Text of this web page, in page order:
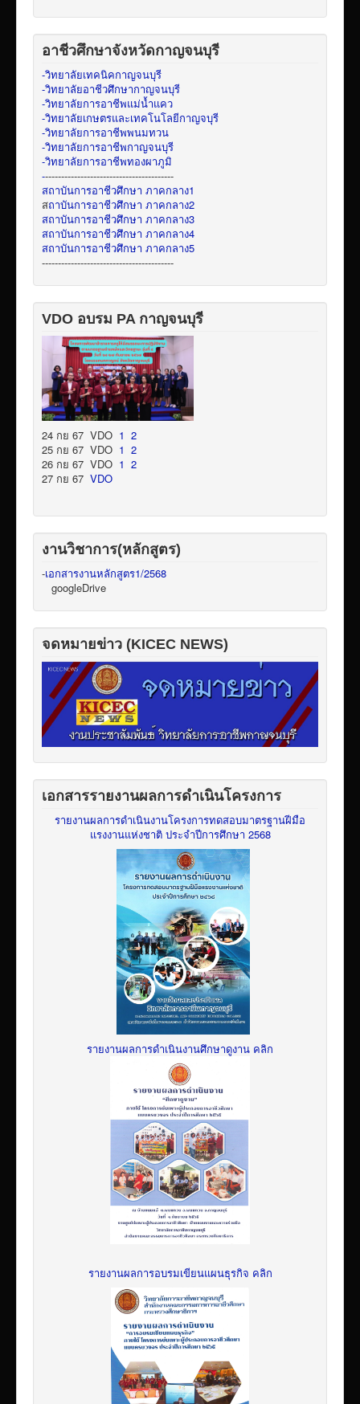
อาชีวศึกษาจังหวัดกาญจนบุรี
-วิทยาลัยเทคนิคกาญจนบุรี
-วิทยาลัยอาชีวศึกษากาญจนบุรี
-วิทยาลัยการอาชีพแม่น้ำแคว
-วิทยาลัยเกษตรและเทคโนโลยีกาญจบุรี
-วิทยาลัยการอาชีพพนมทวน
-วิทยาลัยการอาชีพกาญจนบุรี
-วิทยาลัยการอาชีพทองผาภูมิ
-----------------------------------------
สถาบันการอาชีวศึกษา ภาคกลาง1
สถาบันการอาชีวศึกษา ภาคกลาง2
สถาบันการอาชีวศึกษา ภาคกลาง3
สถาบันการอาชีวศึกษา ภาคกลาง4
สถาบันการอาชีวศึกษา ภาคกลาง5
-----------------------------------------
VDO อบรม PA กาญจนบุรี
24 กย 67 VDO 1 2
25 กย 67 VDO 1 2
26 กย 67 VDO 1 2
27 กย 67 VDO
งานวิชาการ(หลักสูตร)
-เอกสารงานหลักสูตร1/2568
googleDrive
จดหมายข่าว (KICEC NEWS)
เอกสารรายงานผลการดำเนินโครงการ
รายงานผลการดำเนินงานโครงการทดสอบมาตรฐานฝีมือ
แรงงานแห่งชาติ ประจำปีการศึกษา 2568
รายงานผลการดำเนินงานศึกษาดูงาน คลิก
รายงานผลการอบรมเขียนแผนธุรกิจ คลิก